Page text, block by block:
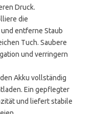
Druck.
die
entferne Staub
Tuch. Saubere
und verringern
Akku vollständig
Ein gepflegter
und liefert stabile